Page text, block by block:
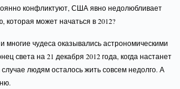
конфликтуют, США явно недолюбливает
может начаться в 2012?
многие чудеса оказывались астрономическими
света на 21 декабря 2012 года, когда настанет
людям осталось жить совсем недолго. А